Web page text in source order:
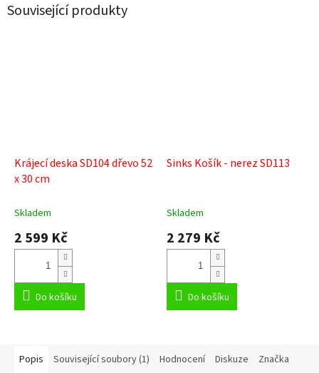
Související produkty
Krájecí deska SD104 dřevo 52
x 30 cm
Skladem
2 599 Kč
Do košíku
Sinks Košík - nerez SD113
Skladem
2 279 Kč
Do košíku
Popis Související soubory (1) Hodnocení Diskuze Značka